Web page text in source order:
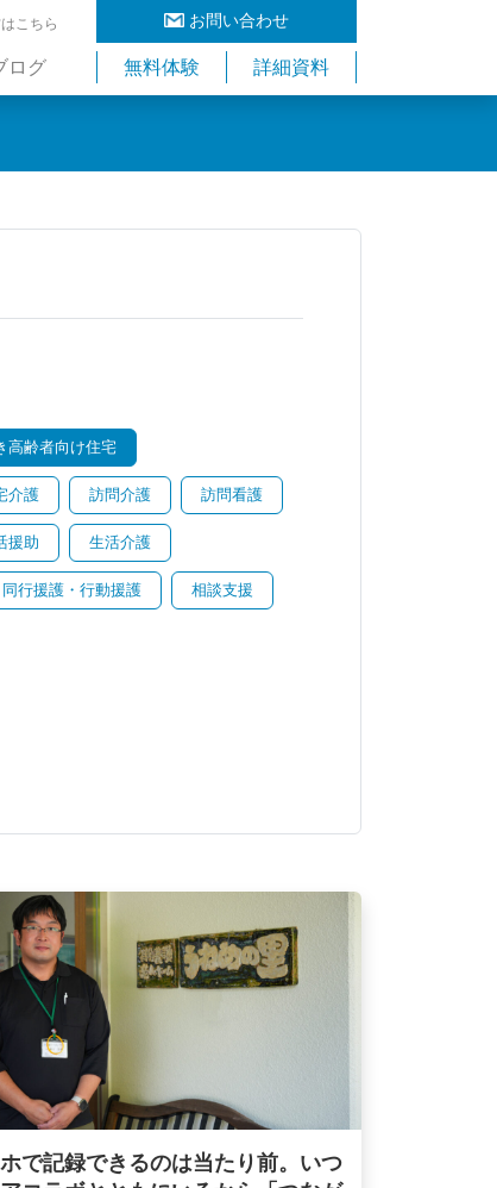
お問い合わせ
こちら
ログ 無料体験 詳細資料
高齢者向け住宅
介護 訪問介護 訪問看護
援助 生活介護
同行援護・行動援護 相談支援
で記録できるのは当たり前。いつ